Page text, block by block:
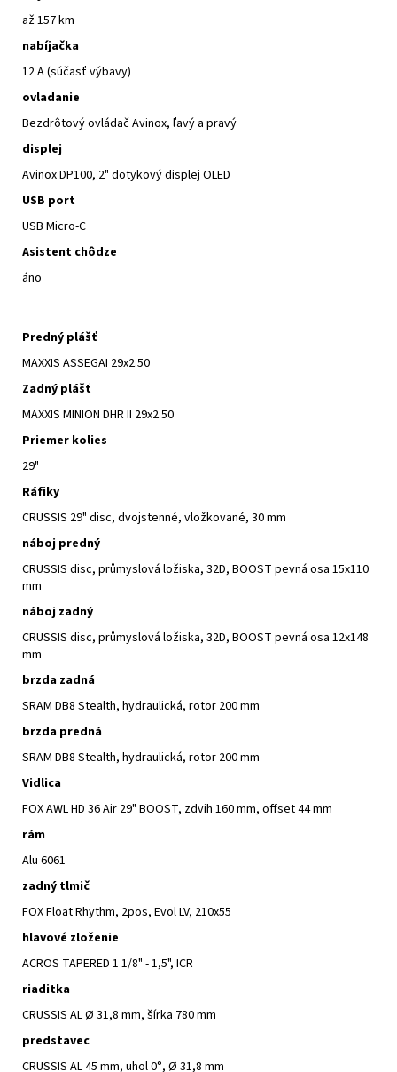
až 157 km
nabíjačka
12 A (súčasť výbavy)
ovladanie
Bezdrôtový ovládač Avinox, ľavý a pravý
displej
Avinox DP100, 2" dotykový displej OLED
USB port
USB Micro-C
Asistent chôdze
áno
Predný plášť
MAXXIS ASSEGAI 29x2.50
Zadný plášť
MAXXIS MINION DHR II 29x2.50
Priemer kolies
29"
Ráfiky
CRUSSIS 29" disc, dvojstenné, vložkované, 30 mm
náboj predný
CRUSSIS disc, průmyslová ložiska, 32D, BOOST pevná osa 15x110
mm
náboj zadný
CRUSSIS disc, průmyslová ložiska, 32D, BOOST pevná osa 12x148
mm
brzda zadná
SRAM DB8 Stealth, hydraulická, rotor 200 mm
brzda predná
SRAM DB8 Stealth, hydraulická, rotor 200 mm
Vidlica
FOX AWL HD 36 Air 29" BOOST, zdvih 160 mm, offset 44 mm
rám
Alu 6061
zadný tlmič
FOX Float Rhythm, 2pos, Evol LV, 210x55
hlavové zloženie
ACROS TAPERED 1 1/8" - 1,5", ICR
riaditka
CRUSSIS AL Ø 31,8 mm, šírka 780 mm
predstavec
CRUSSIS AL 45 mm, uhol 0°, Ø 31,8 mm